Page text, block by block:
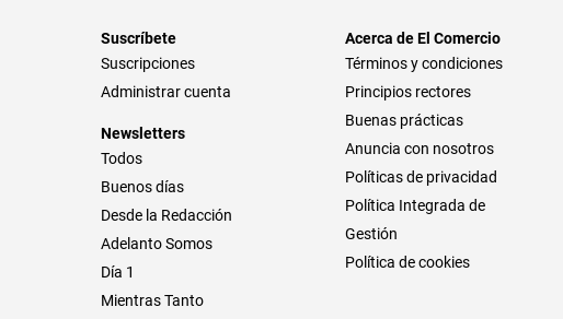
Suscríbete
Suscripciones
Administrar cuenta
Newsletters
Todos
Buenos días
Desde la Redacción
Adelanto Somos
Día 1
Mientras Tanto
Acerca de El Comercio
Términos y condiciones
Principios rectores
Buenas prácticas
Anuncia con nosotros
Políticas de privacidad
Política Integrada de
Gestión
Política de cookies